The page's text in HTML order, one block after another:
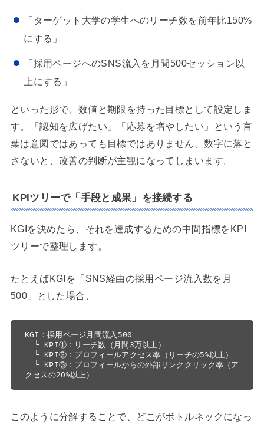
「ターゲット大学の学生へのリーチ数を前年比150%
にする」
「採用ページへのSNS流入を月間500セッション以
上にする」
といった形で、数値と期限を持った目標として設定しま
す。「認知を広げたい」「応募を増やしたい」という言
葉は意図ではあっても目標ではありません。数字に落と
さないと、改善の判断が主観になってしまいます。
KPIツリーで「手段と成果」を接続する
KGIを決めたら、それを達成するための中間指標をKPI
ツリーで整理します。
たとえばKGIを「SNS経由の採用ページ流入数を月
500」とした場合、
KGI：採用ページ月間流入500
クセスの20%以上）
このように分解することで、どこがボトルネックになっ